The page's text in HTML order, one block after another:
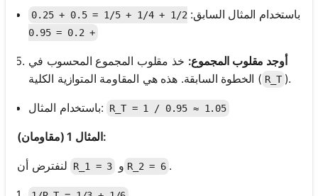
باستخدام المثال السابق:
1/2 + 1/4 + 1/5 = 0.5 + 0.25
+ 0.2 = 0.95
أوجد مقلوب المجموع: خذ مقلوب المجموع المحسوب في
الخطوة السابقة. هذه هي المقاومة المتوازية الكلية ( R_T ).
باستخدام المثال: R_T = 1 / 0.95 ≈ 1.05
المثال 1 (مقاومان):
R_1 = 3 و R_2 = 6 .